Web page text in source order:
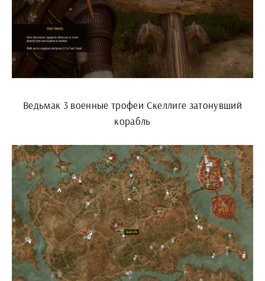
Ведьмак 3 военные трофеи Скеллиге затонувший
корабль